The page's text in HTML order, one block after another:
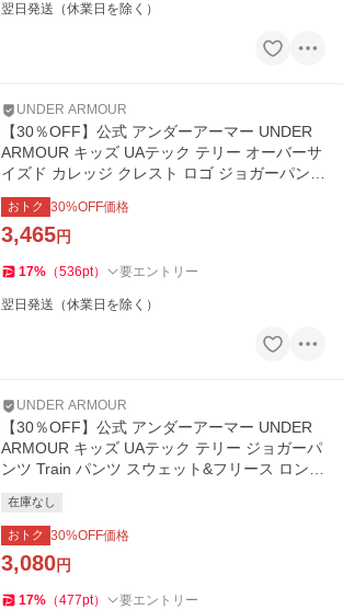
翌日発送（休業日を除く）
UNDER ARMOUR
【30％OFF】公式 アンダーアーマー UNDER
ARMOUR キッズ UAテック テリー オーバーサ
イズド カレッジ クレスト ロゴ ジョガーパンツ
Train パンツ 6007826
おトク 30%OFF価格
3,465円
17% （536pt） 要エントリー
翌日発送（休業日を除く）
UNDER ARMOUR
【30％OFF】公式 アンダーアーマー UNDER
ARMOUR キッズ UAテック テリー ジョガーパ
ンツ Train パンツ スウェット&フリース ロング
在庫なし
おトク 30%OFF価格
3,080円
17% （477pt） 要エントリー